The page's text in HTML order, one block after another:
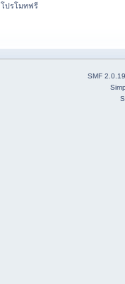
โปรโมทฟรี
SMF 2.0.19